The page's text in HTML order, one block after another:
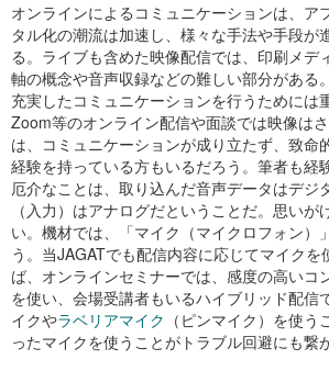
オンラインによるコミュニケーションは、ア
タル化の潮流は加速し、様々な手法や手段が
る。ライブも含めた映像配信では、印刷メデ
軸の概念や音声収録などの難しい部分がある
充実したコミュニケーションを行うためには
Zoom等のオンライン配信や面談では映像は
は、コミュニケーションが成り立たず、致命
経験を持っている方もいるだろう。筆者も経
厄介なことは、取り込んだ音声データはデジ
（入力）はアナログだということだ。思いが
い。機材では、「マイク（マイクロフォン）
う。当JAGATでも配信内容に応じてマイクを
ば、オンラインセミナーでは、感度の高いコ
を使い、会場受講者もいるハイブリッド配信
イクやラベリアマイク （ピンマイク）を使
ったマイクを使うことがトラブル回避にも繋